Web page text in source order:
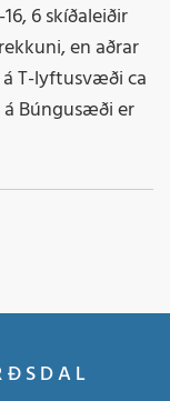
6 skíðaleiðir
en aðrar
T-lyftusvæði ca
Búngusæði er